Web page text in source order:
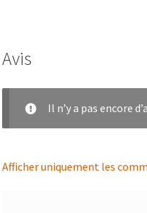
Avis
Il n’y a pas encore
Afficher uniquement les